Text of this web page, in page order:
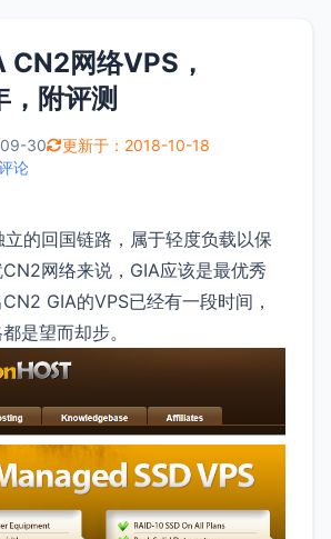
CN2网络VPS，
附评测
30
更新于：2018-10-18
论
的回国链路，属于轻度负载以保
网络来说，GIA应该是最优秀
GIA的VPS已经有一段时间，
是望而却步。